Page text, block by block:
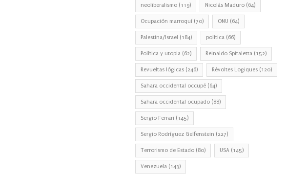
neoliberalismo (119) Nicolás Maduro (64)
Ocupación marroquí (70) ONU (64)
Palestina/Israel (184) política (66)
Política y utopia (62) Reinaldo Spitaletta (152)
Revueltas lógicas (246) Révoltes Logiques (120)
Sahara occidental occupé (64)
Sahara occidental ocupado (88)
Sergio Ferrari (145)
Sergio Rodríguez Gelfenstein (227)
Terrorismo de Estado (80) USA (145)
Venezuela (143)